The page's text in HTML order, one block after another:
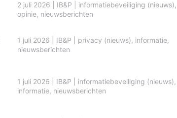
2 juli 2026 IB&P informatiebeveiliging (nieuws),
opinie, nieuwsberichten
1 juli 2026 IB&P privacy (nieuws), informatie,
nieuwsberichten
1 juli 2026 IB&P informatiebeveiliging (nieuws),
informatie, nieuwsberichten